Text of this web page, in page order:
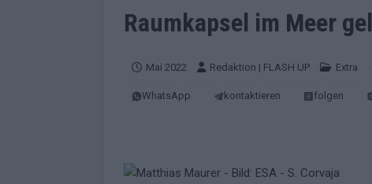
[ Mai 2026 ] ESC-Finale morgen:
KOMMENTAR
[ Mai 2026 ] JJ hat den Abend gerettet –
Raumkapsel im Meer
Mai 2022 Redaktion | FLASH UP Extra
WhatsApp kontaktieren folgen